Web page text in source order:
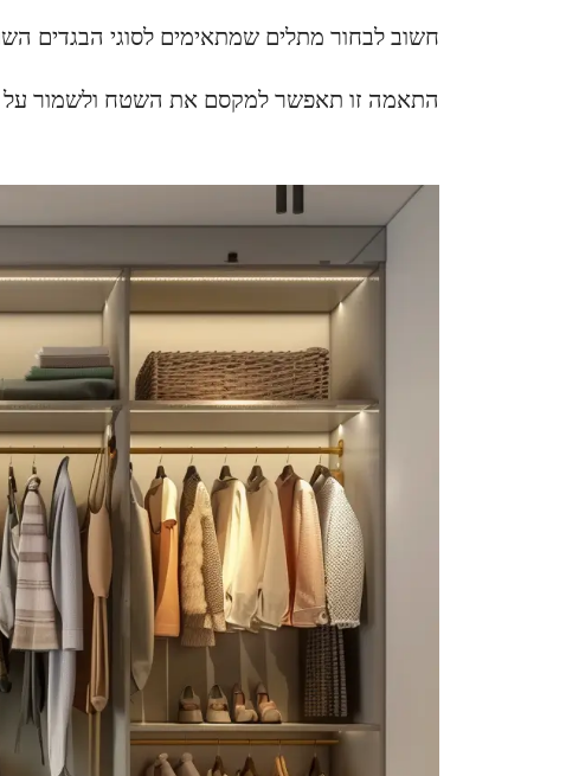
חשוב לבחור מתלים שמתאימים לסוגי הבגדים
התאמה זו תאפשר למקסם את השטח ולשמור על